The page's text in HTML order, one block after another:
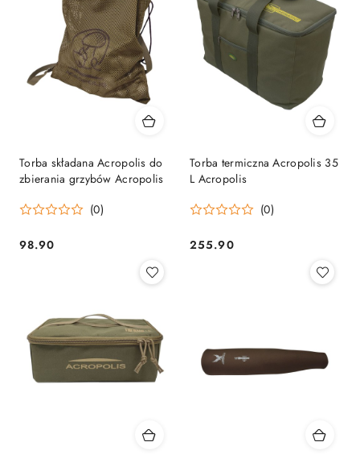
Torba składana Acropolis do
zbierania grzybów Acropolis
(0)
Cena:
98.90
Torba termiczna Acropolis 35
L Acropolis
(0)
Cena:
255.90